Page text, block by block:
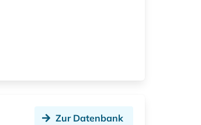
Zur Datenbank